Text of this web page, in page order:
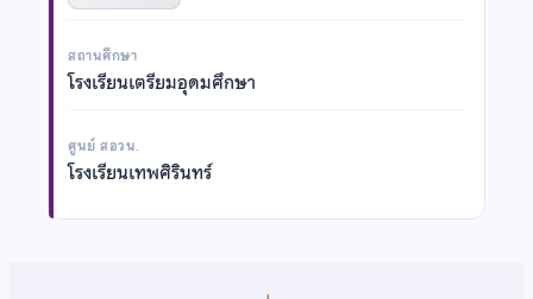
สถานศึกษา
โรงเรียนเตรียมอุดมศึกษา
ศูนย์ สอวน.
โรงเรียนเทพศิรินทร์